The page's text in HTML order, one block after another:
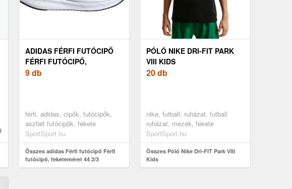
ADIDAS FÉRFI FUTÓCIPŐ
FÉRFI FUTÓCIPŐ,
FEKETEMÉRET 44 2/3
9 db
férfi, adidas, cipők, futócipők,
aszfalt futócipők, fekete
SportSport.hu
Összes adidas Férfi futócipő Férfi
futócipő, feketeméret 44 2/3
PÓLÓ NIKE DRI-FIT PARK
VIII KIDS
20 db
nike, futball, ruházat, futball
ruházat, mezek, fekete
SportSport.hu
Összes Póló Nike Dri-FIT Park VIII
Kids